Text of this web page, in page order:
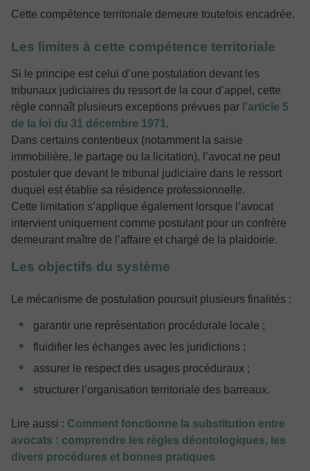
Cette compétence territoriale demeure toutefois encadrée.
Les limites à cette compétence territoriale
Si le principe est celui d’une postulation devant les
tribunaux judiciaires du ressort de la cour d’appel, cette
règle connaît plusieurs exceptions prévues par l’article 5
de la loi du 31 décembre 1971.
Dans certains contentieux (notamment la saisie
immobilière, le partage ou la licitation), l’avocat ne peut
postuler que devant le tribunal judiciaire dans le ressort
duquel est établie sa résidence professionnelle.
Cette limitation s’applique également lorsque l’avocat
intervient uniquement comme postulant pour un confrère
demeurant maître de l’affaire et chargé de la plaidoirie.
Les objectifs du système
Le mécanisme de postulation poursuit plusieurs finalités :
garantir une représentation procédurale locale ;
fluidifier les échanges avec les juridictions ;
assurer le respect des usages procéduraux ;
structurer l’organisation territoriale des barreaux.
Lire aussi : Comment fonctionne la substitution entre
avocats : comprendre les règles déontologiques, les
divers procédures et bonnes pratiques